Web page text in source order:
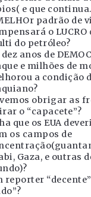
e que
padrão de
o LUCRO
do petróleo?
dez anos de
e milhões de
a condição
obrigar as
o “capacete”?
que os EUA
os campos de
Gaza, e outras
reporter